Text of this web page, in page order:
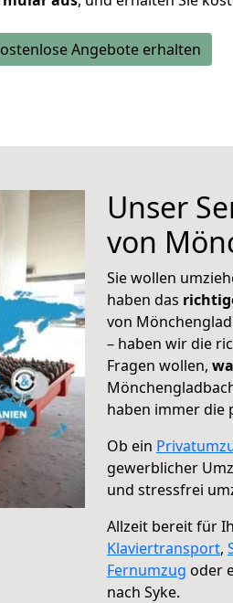
Angebote erhalten
Unser
von
Sie wollen
haben das
von
– haben wir die
Fragen wollen,
haben immer die
Ob ein
gewerblicher
und stressfrei
Allzeit bereit für
Klaviertransport,
Fernumzug oder
nach Syke.